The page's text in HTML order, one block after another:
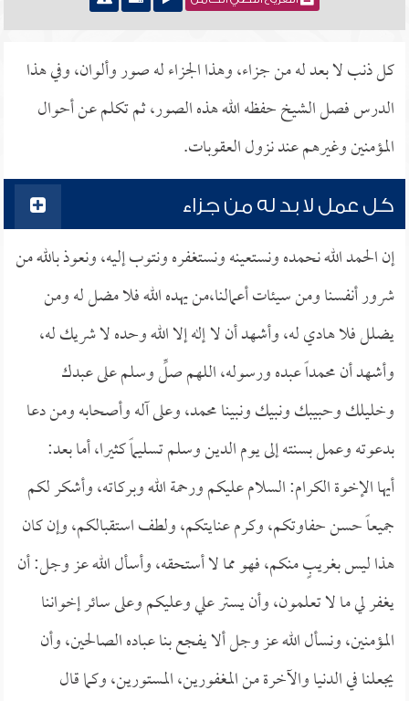
كل ذنب لا بعد له من جزاء، وهذا الجزاء له صور وألوان، وفي هذا
الدرس فصل الشيخ حفظه الله هذه الصور، ثم تكلم عن أحوال
المؤمنين وغيرهم عند نزول العقوبات.
كل عمل لا بد له من جزاء
إن الحمد الله نحمده ونستعينه ونستغفره ونتوب إليه، ونعوذ بالله من
شرور أنفسنا ومن سيئات أعمالنا،من يهده الله فلا مضل له ومن
يضلل فلا هادي له، وأشهد أن لا إله إلا الله وحده لا شريك له،
وأشهد أن محمداً عبده ورسوله، اللهم صلِّ وسلم على عبدك
وخليلك وحبيبك ونبيك ونبينا محمد، وعلى آله وأصحابه ومن دعا
بدعوته وعمل بسنته إلى يوم الدين وسلم تسليماً كثيرا، أما بعد:
أيها الإخوة الكرام: السلام عليكم ورحمة الله وبركاته، وأشكر لكم
جميعاً حسن حفاوتكم، وكرم عنايتكم، ولطف استقبالكم، وإن كان
هذا ليس بغريبٍ منكم، فهو مما لا أستحقه، وأسأل الله عز وجل: أن
يغفر لي ما لا تعلمون، وأن يستر علي وعليكم وعلى سائر إخواننا
المؤمنين، ونسأل الله عز وجل ألا يفجع بنا عباده الصالحين، وأن
يجعلنا في الدنيا والآخرة من المغفورين، المستورين، وكما قال